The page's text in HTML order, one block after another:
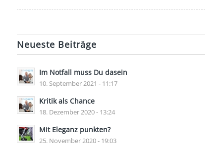
Neueste Beiträge
Im Notfall muss Du dasein
10. September 2021 - 11:17
Kritik als Chance
18. Dezember 2020 - 13:24
Mit Eleganz punkten?
25. November 2020 - 19:03